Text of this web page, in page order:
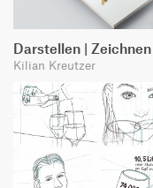
Darstellen | Zeichnen
Kilian Kreutzer